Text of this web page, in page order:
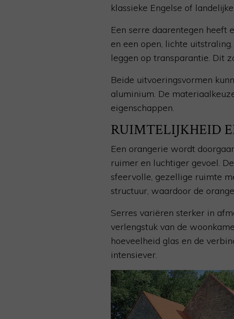
klassieke Engelse of
Een serre daarentegen
en een open, lichte
leggen op transparantie. Dit
Beide uitvoeringsvormen
aluminium. De
eigenschappen.
RUIMTELIJKHEID
Een orangerie wordt
ruimer en luchtiger gevoel.
sfeervolle, gezellige ruimte
structuur, waardoor de
Serres variëren sterker in
verlengstuk van de
hoeveelheid glas en de
intensiever.